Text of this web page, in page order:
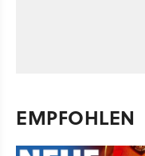
EMPFOHLEN